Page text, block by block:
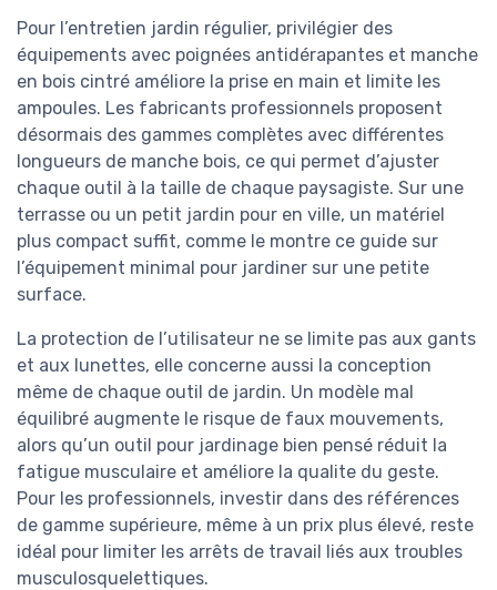
Pour l’entretien jardin régulier, privilégier des
équipements avec poignées antidérapantes et manche
en bois cintré améliore la prise en main et limite les
ampoules. Les fabricants professionnels proposent
désormais des gammes complètes avec différentes
longueurs de manche bois, ce qui permet d’ajuster
chaque outil à la taille de chaque paysagiste. Sur une
terrasse ou un petit jardin pour en ville, un matériel
plus compact suffit, comme le montre ce guide sur
l’équipement minimal pour jardiner sur une petite
surface.
La protection de l’utilisateur ne se limite pas aux gants
et aux lunettes, elle concerne aussi la conception
même de chaque outil de jardin. Un modèle mal
équilibré augmente le risque de faux mouvements,
alors qu’un outil pour jardinage bien pensé réduit la
fatigue musculaire et améliore la qualite du geste.
Pour les professionnels, investir dans des références
de gamme supérieure, même à un prix plus élevé, reste
idéal pour limiter les arrêts de travail liés aux troubles
musculosquelettiques.